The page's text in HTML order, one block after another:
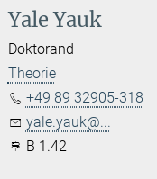
Yale Yauk
Doktorand
Theorie
+49 89 32905-318
yale.yauk@...
B 1.42